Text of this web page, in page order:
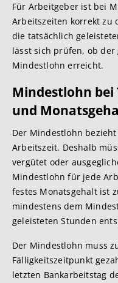
Für Arbeitgeber ist bei
Arbeitszeiten korrekt zu
die tatsächlich
lässt sich prüfen, ob der
Mindestlohn erreicht.
Mindestlohn bei
und
Der Mindestlohn
Arbeitszeit. Deshalb
vergütet oder
Mindestlohn für jede
festes Monatsgehalt ist
mindestens dem
geleisteten Stunden
Der Mindestlohn muss
Fälligkeitszeitpunkt
letzten Bankarbeitstag